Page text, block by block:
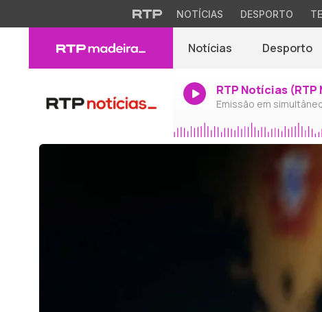
NOTÍCIAS DESPORTO
Notícias Desporto
RTP Notícias (RTP
Emissão em